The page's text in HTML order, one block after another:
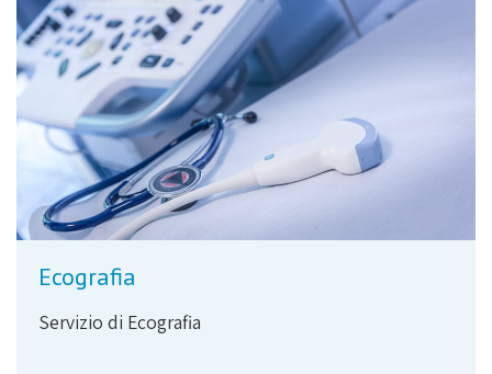
Ecografia
Servizio di Ecografia